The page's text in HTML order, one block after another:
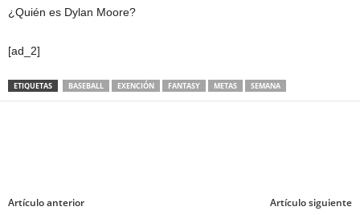
¿Quién es Dylan Moore?
[ad_2]
ETIQUETAS BASEBALL EXENCIÓN FANTASY METAS SEMANA
Artículo anterior Artículo siguiente